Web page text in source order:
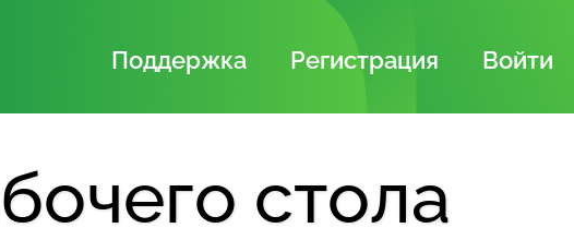
Поддержка Регистрация Войти
стола